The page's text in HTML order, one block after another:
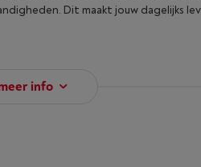
Dit maakt jouw dagelijks
info